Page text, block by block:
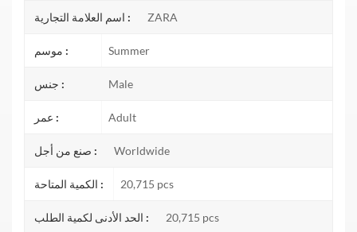
اسم العلامة التجارية : ZARA
موسم : Summer
جنس : Male
عمر : Adult
صنع من أجل : Worldwide
الكمية المتاحة : 20,715 pcs
الحد الأدنى لكمية الطلب : 20,715 pcs